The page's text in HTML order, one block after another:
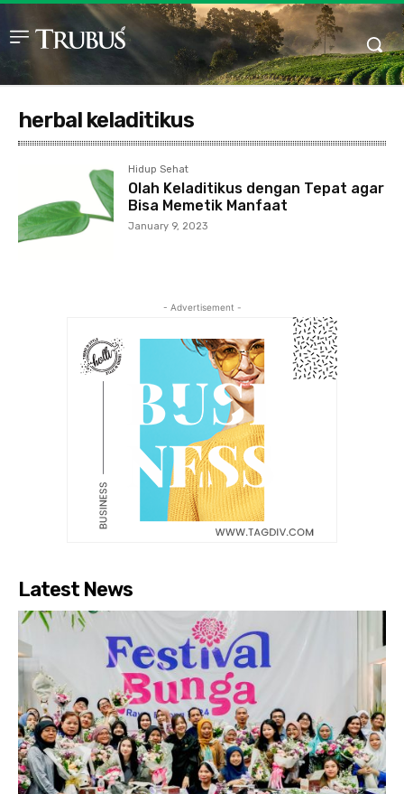
herbal keladitikus
Hidup Sehat
Olah Keladitikus dengan Tepat agar
Bisa Memetik Manfaat
January 9, 2023
- Advertisement -
Latest News